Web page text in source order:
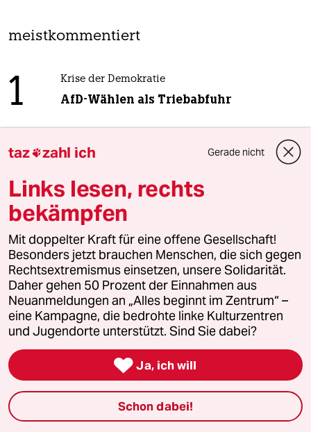
meistkommentiert
1 Krise der Demokratie
AfD-Wählen als Triebabfuhr
2 Streit um Rente mit 63
Passgenauer Populismus
3 Drohnenvorfall am Leipziger Flughafen
Das Zeitalter der elektronischen
Kriegsführung
4 Nathanael Liminski über seine CDU
„Wir müssen in der Lage sein, besser zu
argumentieren“
5 Die Wahrheit
taz zahl ich Gerade nicht
Links lesen, rechts
bekämpfen
Mit doppelter Kraft für eine offene Gesellschaft!
Besonders jetzt brauchen Menschen, die sich gegen
Rechtsextremismus einsetzen, unsere Solidarität.
Daher gehen 50 Prozent der Einnahmen aus
Neuanmeldungen an „Alles beginnt im Zentrum“ –
eine Kampagne, die bedrohte linke Kulturzentren
und Jugendorte unterstützt. Sind Sie dabei?
 Ja, ich will
Schon dabei!